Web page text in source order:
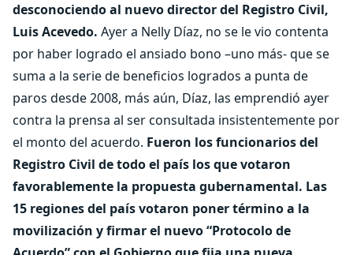
desconociendo al nuevo director del Registro Civil,
Luis Acevedo. Ayer a Nelly Díaz, no se le vio contenta
por haber logrado el ansiado bono –uno más- que se
suma a la serie de beneficios logrados a punta de
paros desde 2008, más aún, Díaz, las emprendió ayer
contra la prensa al ser consultada insistentemente por
el monto del acuerdo. Fueron los funcionarios del
Registro Civil de todo el país los que votaron
favorablemente la propuesta gubernamental. Las
15 regiones del país votaron poner término a la
movilización y firmar el nuevo “Protocolo de